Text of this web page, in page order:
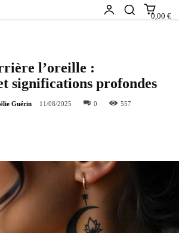
0,00 €
l’oreille :
significations profondes
Guérin 11/08/2025 0 557